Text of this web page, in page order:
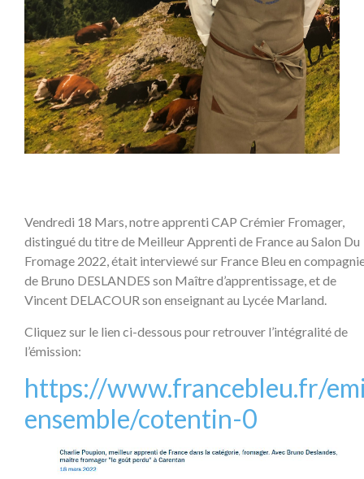
Vendredi 18 Mars, notre apprenti CAP Crémier Fromager,
distingué du titre de Meilleur Apprenti de France au Salon Du
Fromage 2022, était interviewé sur France Bleu en
de Bruno DESLANDES son Maître d’apprentissage, et de
Vincent DELACOUR son enseignant au Lycée Marland.
Cliquez sur le lien ci-dessous pour retrouver l’intégralité de
l’émission:
https://www.francebleu.fr/
ensemble/cotentin-0